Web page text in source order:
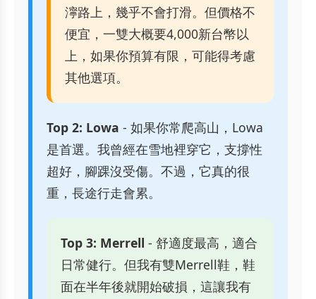
濘路上，幾乎不會打滑。但價格不
便宜，一雙大概要4,000新台幣以
上，如果你預算有限，可能得考慮
其他選項。
Top 2: Lowa - 如果你常爬高山，Lowa
是首選。我曾經在雪地裡穿它，支撐性
超好，腳踝沒受傷。不過，它真的很
重，長途行走會累。
Top 3: Merrell - 舒適度最高，適合
日常健行。但我有雙Merrell鞋，鞋
面在半年後就開始破損，這讓我有